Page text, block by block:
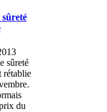
sûreté
sûreté
rétablie
du